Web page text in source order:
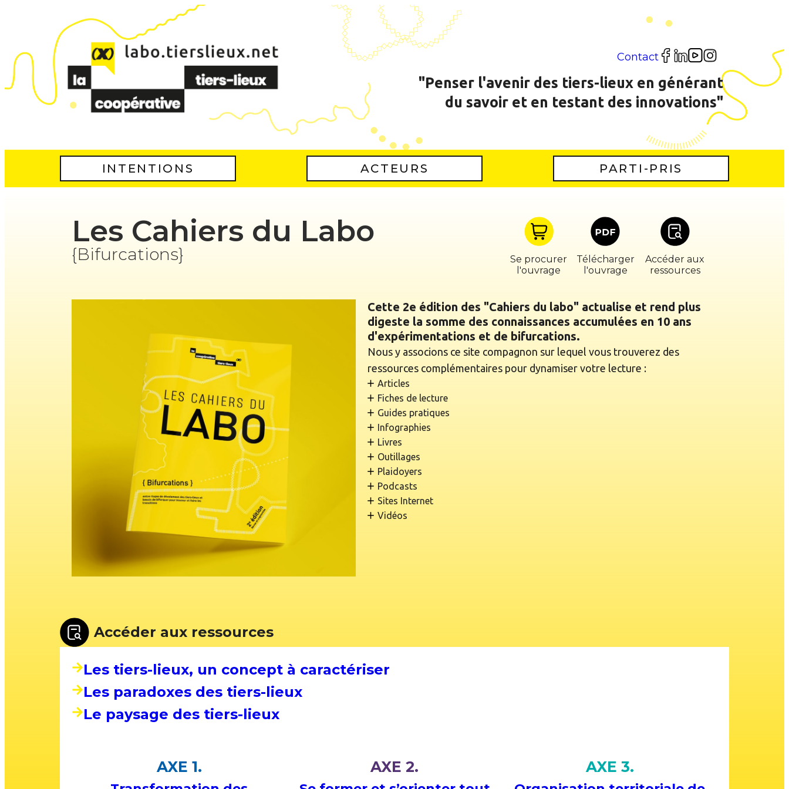
Contact
"Penser l'avenir des tiers-lieux en générant
du savoir et en testant des innovations"
INTENTIONS ACTEURS PARTI-PRIS
Les Cahiers du Labo
{Bifurcations}
Se procurer
l'ouvrage
Télécharger
l'ouvrage
Accéder aux
ressources
Cette 2e édition des "Cahiers du labo" actualise et rend plus
digeste la somme des connaissances accumulées en 10 ans
d'expérimentations et de bifurcations.
Nous y associons ce site compagnon sur lequel vous trouverez des
ressources complémentaires pour dynamiser votre lecture :
Articles
Fiches de lecture
Guides pratiques
Infographies
Livres
Outillages
Plaidoyers
Podcasts
Sites Internet
Vidéos
Accéder aux ressources
Les tiers-lieux, un concept à caractériser
Les paradoxes des tiers-lieux
Le paysage des tiers-lieux
AXE 1. AXE 2. AXE 3.